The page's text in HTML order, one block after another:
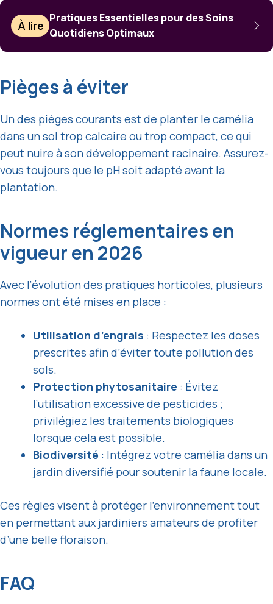
À lire
Pratiques Essentielles pour des Soins
Quotidiens Optimaux
Pièges à éviter
Un des pièges courants est de planter le camélia
dans un sol trop calcaire ou trop compact, ce qui
peut nuire à son développement racinaire. Assurez-
vous toujours que le pH soit adapté avant la
plantation.
Normes réglementaires en
vigueur en 2026
Avec l’évolution des pratiques horticoles, plusieurs
normes ont été mises en place :
Utilisation d’engrais : Respectez les doses
prescrites afin d’éviter toute pollution des
sols.
Protection phytosanitaire : Évitez
l’utilisation excessive de pesticides ;
privilégiez les traitements biologiques
lorsque cela est possible.
Biodiversité : Intégrez votre camélia dans un
jardin diversifié pour soutenir la faune locale.
Ces règles visent à protéger l’environnement tout
en permettant aux jardiniers amateurs de profiter
d’une belle floraison.
FAQ